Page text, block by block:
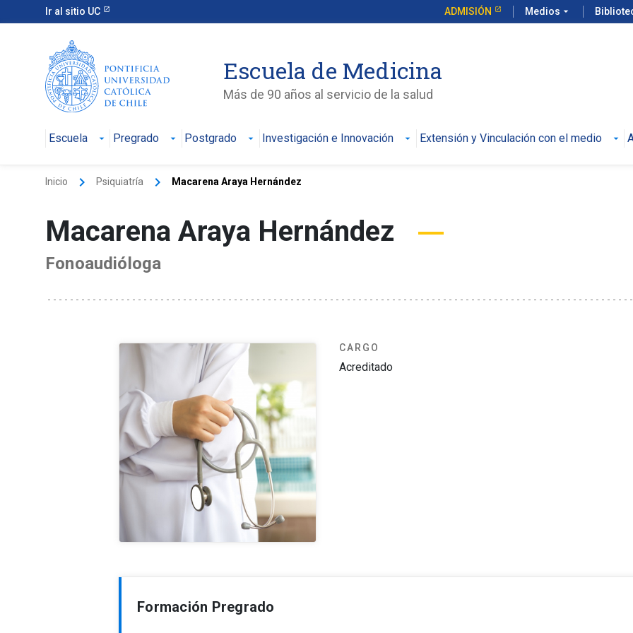
Ir al sitio UC ADMISIÓN Medios arrow_drop_down
Escuela de Medicina
Más de 90 años al servicio de la salud
Escuela Pregrado Postgrado Investigación e Innovación Extensión y Vinculación con el medio
Inicio keyboard_arrow_right Psiquiatría keyboard_arrow_right Macarena Araya Hernández
Macarena Araya Hernández
Fonoaudióloga
CARGO
Acreditado
Formación Pregrado